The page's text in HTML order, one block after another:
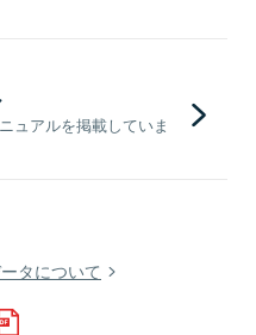
ュアルを掲載していま
タについて